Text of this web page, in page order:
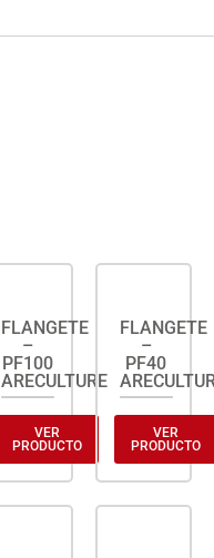
FLANGETE
–
PF100
ARECULTURE
VER
PRODUCTO
FLANGETE
–
PF40
VER
PRODUCTO